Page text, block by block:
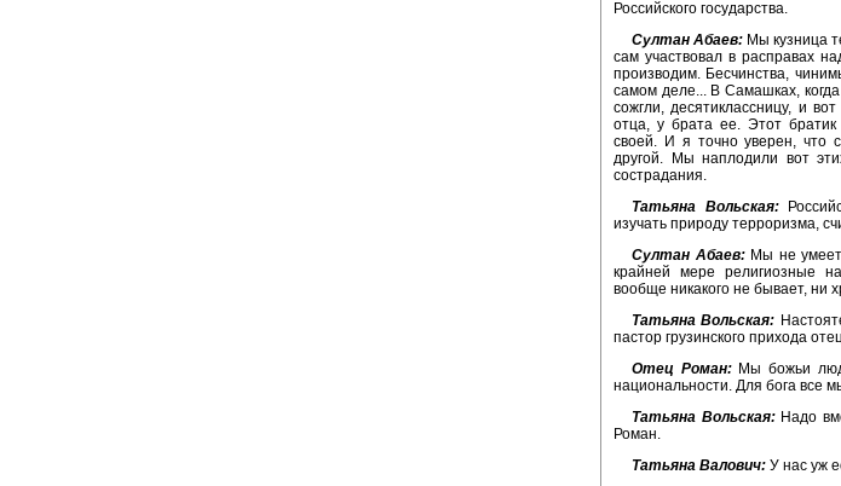
Российского государства.
Султан Абаев: Мы кузница
сам участвовал в расправах
производим. Бесчинства,
самом деле... В Самашках,
сожгли, десятиклассницу, и
отца, у брата ее. Этот
своей. И я точно уверен, что
другой. Мы наплодили вот
сострадания.
Татьяна Вольская:
изучать природу терроризма,
Султан Абаев:Мы не умеет
крайней мере религиозные
вообще никакого не бывает, ни
Татьяна Вольская:
пастор грузинского прихода
Отец Роман:Мы божьи
национальности. Для бога все
Татьяна Вольская:Надо
Роман.
Татьяна Валович: У нас уж